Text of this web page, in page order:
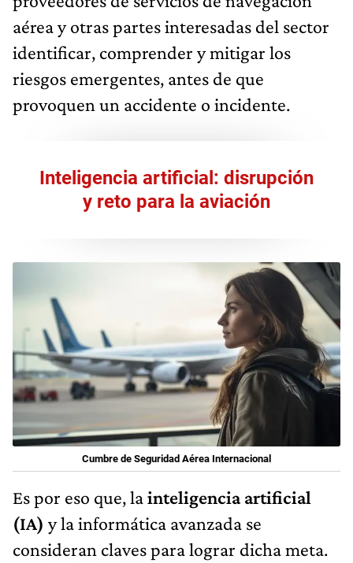
aérea y otras partes interesadas del sector
identificar, comprender y mitigar los
riesgos emergentes, antes de que
provoquen un accidente o incidente.
Inteligencia artificial: disrupción
y reto para la aviación
Cumbre de Seguridad Aérea Internacional
Es por eso que, lainteligencia artificial
(IA) y la informática avanzada se
consideran claves para lograr dicha meta.